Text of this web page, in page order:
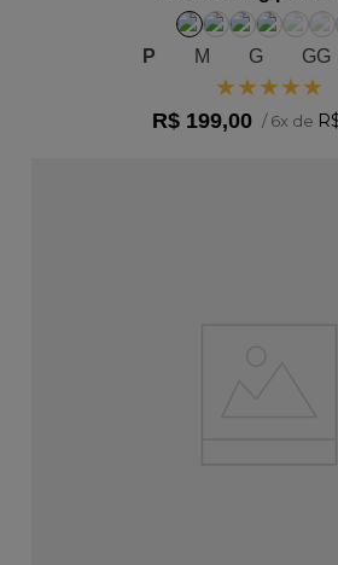
P M G GG
★★★★★
R$ 199,00 /6x de